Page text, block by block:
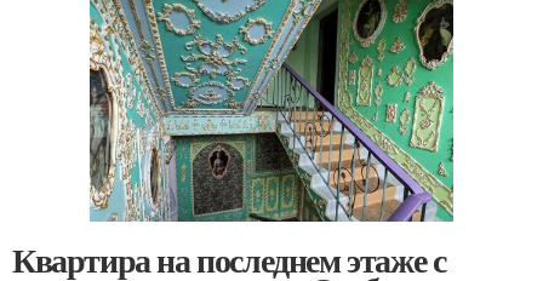
Квартира на последнем этаже с